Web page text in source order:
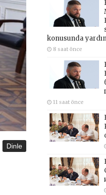
Dinle
konusunda
8 saat önce
11 saat önce